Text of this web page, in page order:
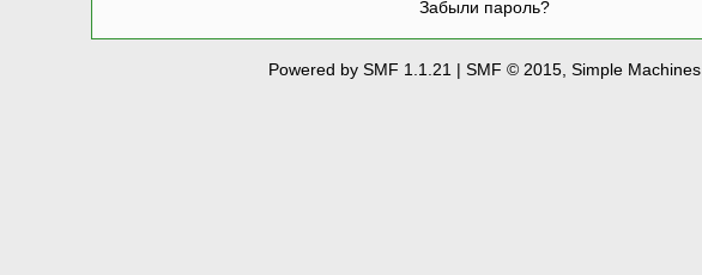
Забыли пароль?
Powered by SMF 1.1.21| SMF © 2015, Simple Machines